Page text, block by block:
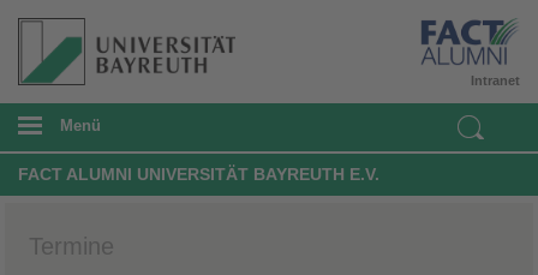
Intranet
Menü
FACT ALUMNI UNIVERSITÄT BAYREUTH E.V.
Termine